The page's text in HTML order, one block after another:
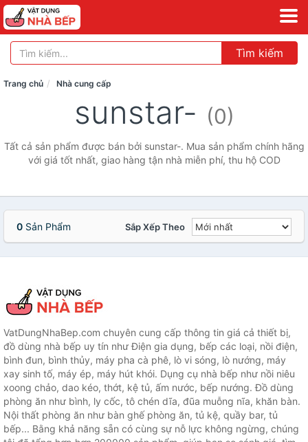
Tìm kiếm
Trang chủ Nhà cung cấp
sunstar- (0)
Tất cả sản phẩm được bán bởi sunstar-. Mua sản phẩm chính hãng
với giá tốt nhất, giao hàng tận nhà miễn phí, thu hộ COD
0 Sản Phẩm Sắp Xếp Theo
VatDungNhaBep.com chuyên cung cấp thông tin giá cả thiết bị,
đồ dùng nhà bếp uy tín như Điện gia dụng, bếp các loại, nồi điện,
bình đun, bình thủy, máy pha cà phê, lò vi sóng, lò nướng, máy
xay sinh tố, máy ép, máy hút khói. Dụng cụ nhà bếp như nồi niêu
xoong chảo, dao kéo, thớt, kệ tủ, ấm nước, bếp nướng. Đồ dùng
phòng ăn như bình, ly cốc, tô chén dĩa, đũa muỗng nĩa, khăn bàn.
Nội thất phòng ăn như bàn ghế phòng ăn, tủ kệ, quầy bar, tủ
bếp... Bằng khả năng sẵn có cùng sự nỗ lực không ngừng, chúng